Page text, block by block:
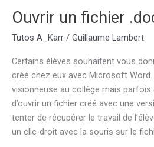
passe
PRONOTE
Ouvrir un fichier
Tutos A_Karr / Guillaume Lambert
Certains élèves souhaitent vous
créé chez eux avec Microsoft
visionneuse au collège mais parfois
d’ouvrir un fichier créé avec une
tenter de récupérer le travail de
un clic-droit avec la souris sur le